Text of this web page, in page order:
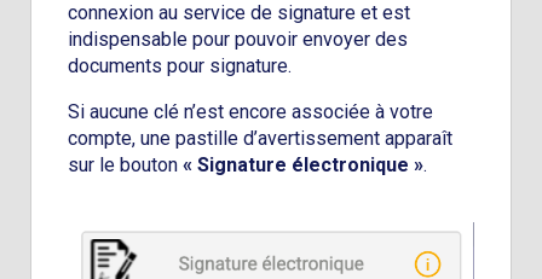
connexion au service de signature et est
indispensable pour pouvoir envoyer des
documents pour signature.
Si aucune clé n’est encore associée à votre
compte, une pastille d’avertissement apparaît
sur le bouton « Signature électronique ».